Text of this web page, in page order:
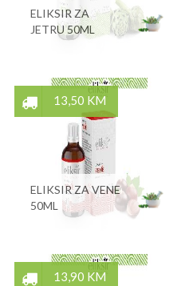
ELIKSIR ZA
JETRU 50ML
13,50 KM
ELIKSIR ZA VENE
50ML
13,90 KM